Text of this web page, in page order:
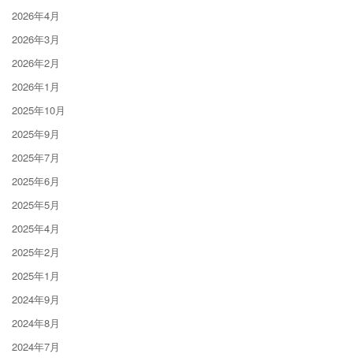
2026年4月
2026年3月
2026年2月
2026年1月
2025年10月
2025年9月
2025年7月
2025年6月
2025年5月
2025年4月
2025年2月
2025年1月
2024年9月
2024年8月
2024年7月